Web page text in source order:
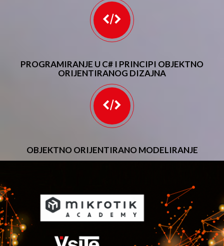
PROGRAMIRANJE U C# I PRINCIPI OBJEKTNO
ORIJENTIRANOG DIZAJNA
OBJEKTNO ORIJENTIRANO MODELIRANJE